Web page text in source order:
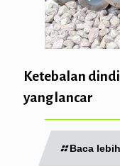
Ketebalan
yang lancar
Baca